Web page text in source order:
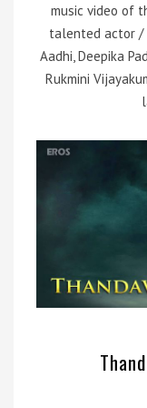
music video of
talented actor /
Aadhi, Deepika
Rukmini